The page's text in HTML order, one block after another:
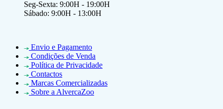
Seg-Sexta: 9:00H - 19:00H
Sábado: 9:00H - 13:00H
Envio e Pagamento
Condições de Venda
Política de Privacidade
Contactos
Marcas Comercializadas
Sobre a AlvercaZoo